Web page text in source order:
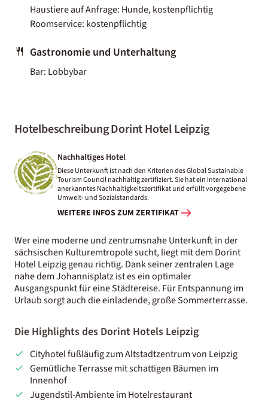
Haustiere auf Anfrage: Hunde, kostenpflichtig
Roomservice: kostenpflichtig
Gastronomie und Unterhaltung
Bar: Lobbybar
Hotelbeschreibung Dorint Hotel Leipzig
Nachhaltiges Hotel
Diese Unterkunft ist nach den Kriterien des Global Sustainable
Tourism Council nachhaltig zertifiziert. Sie hat ein international
anerkanntes Nachhaltigkeitszertifikat und erfüllt vorgegebene
Umwelt- und Sozialstandards.
WEITERE INFOS ZUM ZERTIFIKAT
Wer eine moderne und zentrumsnahe Unterkunft in der
sächsischen Kulturemtropole sucht, liegt mit dem Dorint
Hotel Leipzig genau richtig. Dank seiner zentralen Lage
nahe dem Johannisplatz ist es ein optimaler
Ausgangspunkt für eine Städtereise. Für Entspannung im
Urlaub sorgt auch die einladende, große Sommerterrasse.
Die Highlights des Dorint Hotels Leipzig
Cityhotel fußläufig zum Altstadtzentrum von Leipzig
Gemütliche Terrasse mit schattigen Bäumen im
Innenhof
Jugendstil-Ambiente im Hotelrestaurant